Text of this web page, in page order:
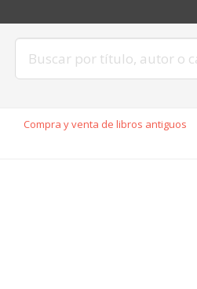
Compra y venta de libros antiguos